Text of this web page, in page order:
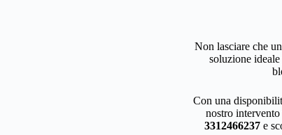
Non lasciare che
soluzione
Con una
nostro
3312466237 e